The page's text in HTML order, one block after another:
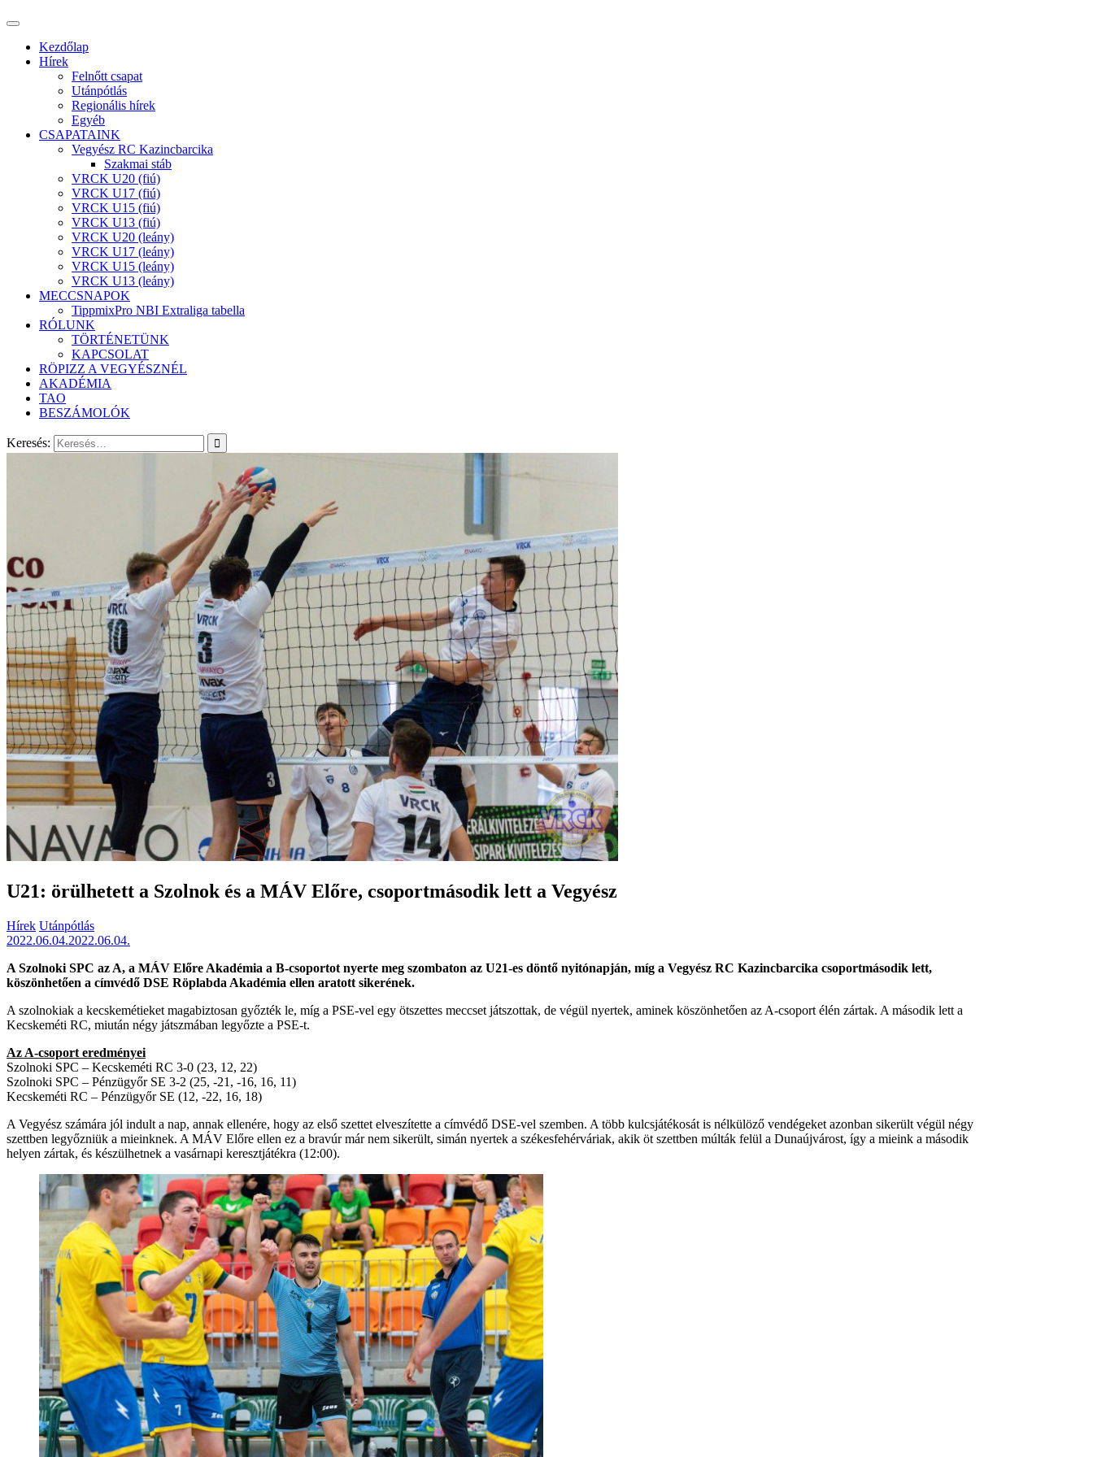
Kezdőlap
Hírek
Felnőtt csapat
Utánpótlás
Regionális hírek
Egyéb
CSAPATAINK
Vegyész RC Kazincbarcika
Szakmai stáb
VRCK U20 (fiú)
VRCK U17 (fiú)
VRCK U15 (fiú)
VRCK U13 (fiú)
VRCK U20 (leány)
VRCK U17 (leány)
VRCK U15 (leány)
VRCK U13 (leány)
MECCSNAPOK
TippmixPro NBI Extraliga tabella
RÓLUNK
TÖRTÉNETÜNK
KAPCSOLAT
RÖPIZZ A VEGYÉSZNÉL
AKADÉMIA
TAO
BESZÁMOLÓK
Keresés:
U21: örülhetett a Szolnok és a MÁV Előre, csoportmásodik lett a Vegyész
Hírek Utánpótlás
2022.06.04.2022.06.04.
A Szolnoki SPC az A, a MÁV Előre Akadémia a B-csoportot nyerte meg szombaton az U21-es döntő nyitónapján, míg a Vegyész RC Kazincbarcika csoportmásodik lett,
köszönhetően a címvédő DSE Röplabda Akadémia ellen aratott sikerének.
A szolnokiak a kecskemétieket magabiztosan győzték le, míg a PSE-vel egy ötszettes meccset játszottak, de végül nyertek, aminek köszönhetően az A-csoport élén zártak. A második lett a
Kecskeméti RC, miután négy játszmában legyőzte a PSE-t.
Az A-csoport eredményei
Szolnoki SPC – Kecskeméti RC 3-0 (23, 12, 22)
Szolnoki SPC – Pénzügyőr SE 3-2 (25, -21, -16, 16, 11)
Kecskeméti RC – Pénzügyőr SE (12, -22, 16, 18)
A Vegyész számára jól indult a nap, annak ellenére, hogy az első szettet elveszítette a címvédő DSE-vel szemben. A több kulcsjátékosát is nélkülöző vendégeket azonban sikerült végül négy
szettben legyőzniük a mieinknek. A MÁV Előre ellen ez a bravúr már nem sikerült, simán nyertek a székesfehérváriak, akik öt szettben múlták felül a Dunaújvárost, így a mieink a második
helyen zártak, és készülhetnek a vasárnapi keresztjátékra (12:00).